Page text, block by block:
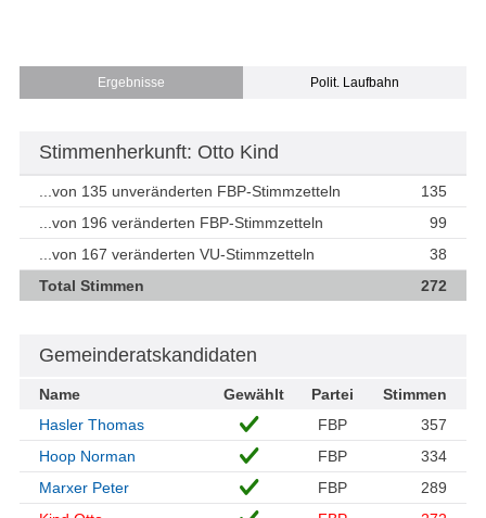
Ergebnisse Polit. Laufbahn
Stimmenherkunft: Otto Kind
...von 135 unveränderten FBP-Stimmzetteln
135
...von 196 veränderten FBP-Stimmzetteln
99
...von 167 veränderten VU-Stimmzetteln
38
Total Stimmen
272
Gemeinderatskandidaten
Name Gewählt Partei
Stimmen
Hasler Thomas
FBP
357
Hoop Norman
FBP
334
Marxer Peter
FBP
289